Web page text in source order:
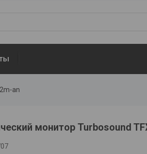
an
монитор Turbosound